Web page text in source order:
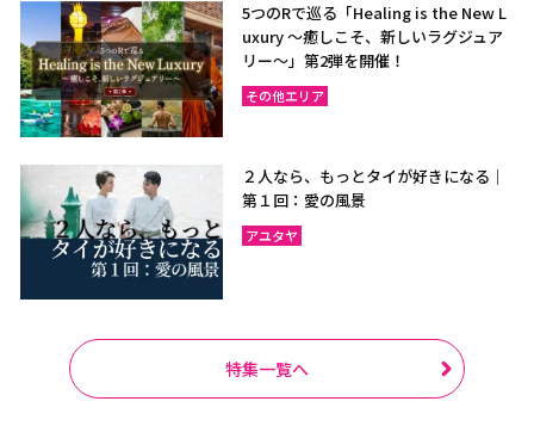
5つのRで巡る「Healing is the New L
uxury ～癒しこそ、新しいラグジュア
リー〜」第2弾を開催！
その他エリア
２人なら、もっとタイが好きになる｜
第１回：愛の風景
アユタヤ
特集一覧へ